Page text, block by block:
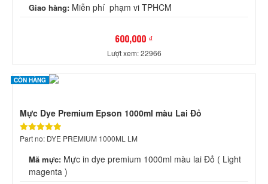
Giao hàng: Miễn phí phạm vi TPHCM
600,000 ₫
Lượt xem: 22966
CÒN HÀNG
Mực Dye Premium Epson 1000ml màu Lai Đỏ
Part no: DYE PREMIUM 1000ML LM
Mã mực: Mực in dye premium 1000ml màu lai Đỏ ( Light
magenta )